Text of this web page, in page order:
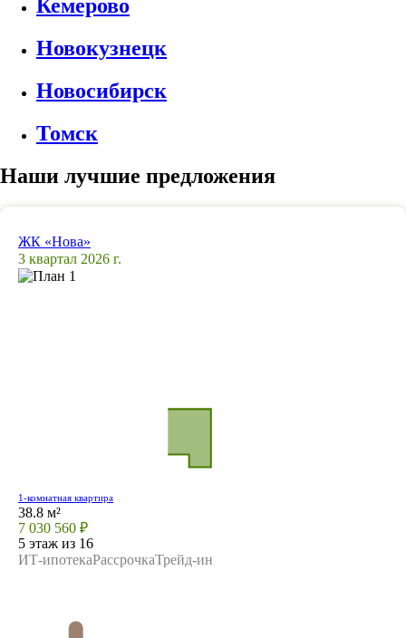
Кемерово
Новокузнецк
Новосибирск
Томск
Наши лучшие предложения
ЖК «Нова»
3 квартал 2026 г.
1-комнатная квартира
38.8 м²
7 030 560 ₽
5 этаж из 16
ИТ-ипотекаРассрочкаТрейд-ин